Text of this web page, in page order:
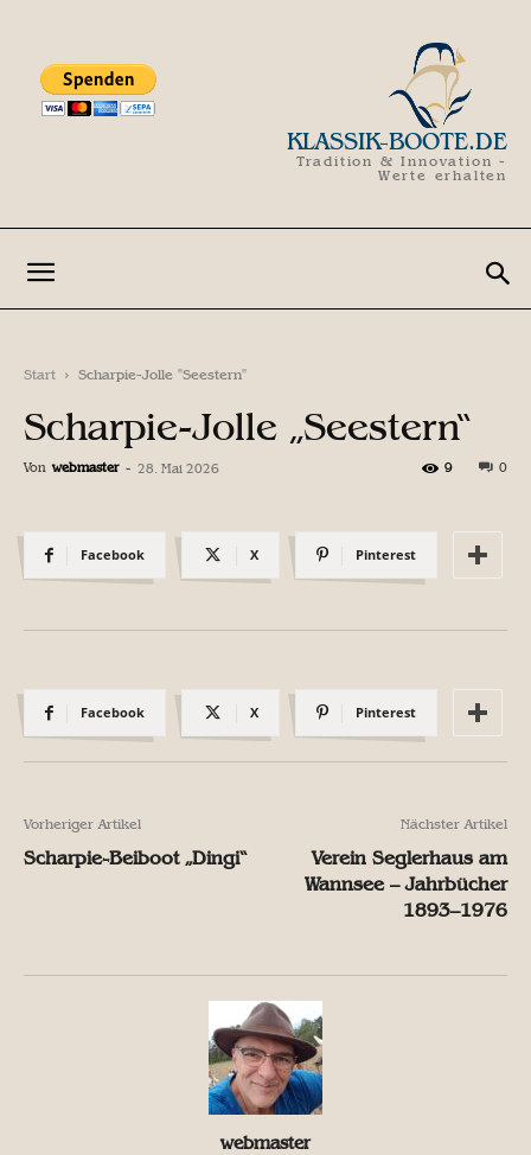
KLASSIK-BOOTE.DE
Tradition & Innovation -
Werte erhalten
Start Scharpie-Jolle "Seestern"
Scharpie-Jolle „Seestern“
Von webmaster - 28. Mai 2026 0
9
Facebook X Pinterest
Facebook X Pinterest
Vorheriger Artikel
Scharpie-Beiboot „Dingi“
Nächster Artikel
Verein Seglerhaus am
Wannsee – Jahrbücher
1893–1976
webmaster